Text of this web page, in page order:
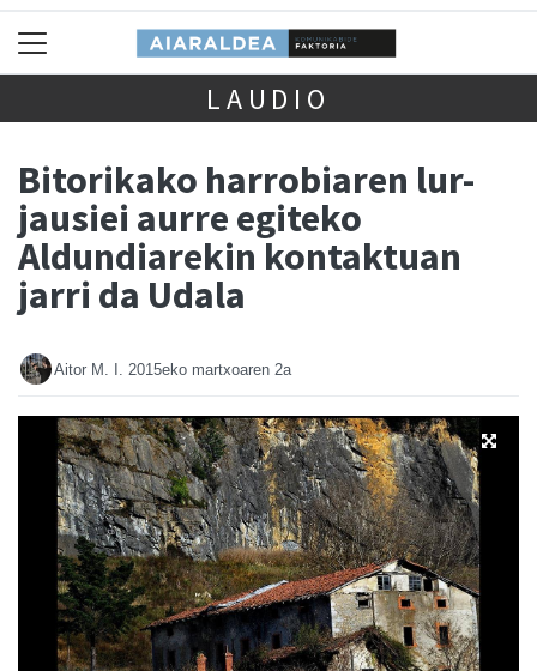
LAUDIO
Bitorikako harrobiaren lur-
jausiei aurre egiteko
Aldundiarekin kontaktuan
jarri da Udala
Aitor M. I. 2015eko martxoaren 2a